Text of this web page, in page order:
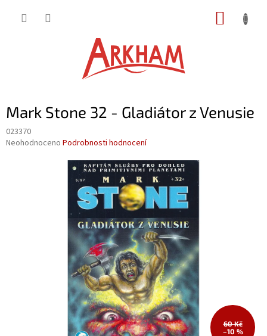
Mark Stone 32 - Gladiátor z Venusie
023370
Průměrné
Neohodnoceno Podrobnosti hodnocení
60 Kč
–10 %